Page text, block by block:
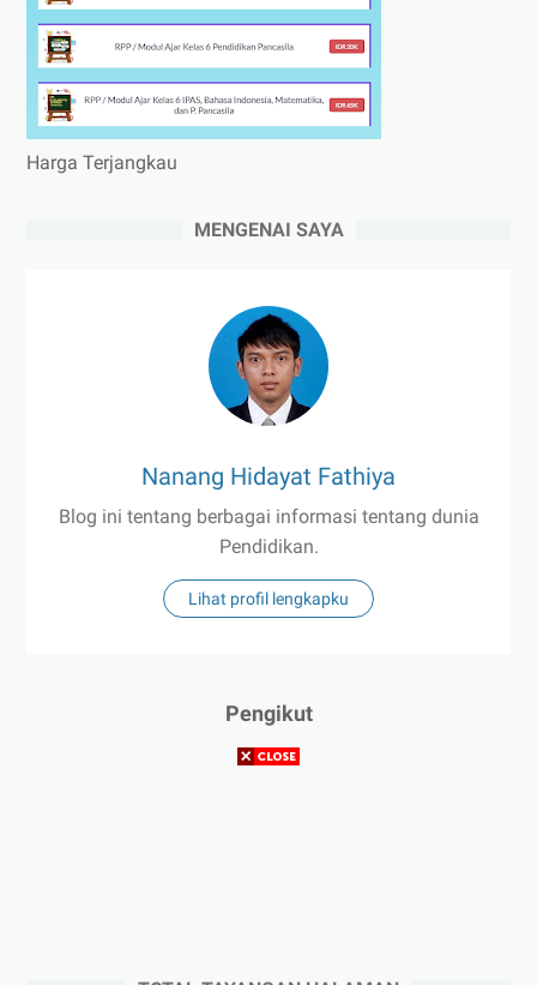
Harga Terjangkau
MENGENAI SAYA
Nanang Hidayat Fathiya
Blog ini tentang berbagai informasi tentang dunia
Pendidikan.
Lihat profil lengkapku
Pengikut